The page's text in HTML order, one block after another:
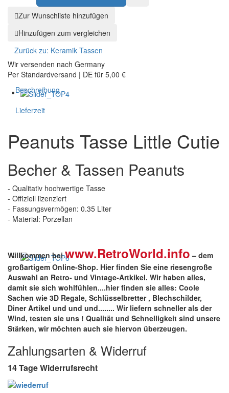
Zur Wunschliste hinzufügen
Hinzufügen zum vergleichen
Zurück zu: Keramik Tassen
Wir versenden nach Germany
Per Standardversand | DE für 5,00 €
Beschreibung
Lieferzeit
Peanuts Tasse Little Cutie
Becher & Tassen Peanuts
- Qualitativ hochwertige Tasse
- Offiziell lizenziert
- Fassungsvermögen: 0.35 Liter
- Material: Porzellan
Willkommen beiwww.RetroWorld.info – dem
großartigem Online-Shop. Hier finden Sie eine riesengroße
Auswahl an Retro- und Vintage-Artkikel. Wir haben alles,
damit sie sich wohlfühlen....hier finden sie alles: Coole
Sachen wie 3D Regale, Schlüsselbretter , Blechschilder,
Diner Artikel und und und........ Wir liefern schneller als der
Wind, testen sie uns ! Qualität und Schnelligkeit sind unsere
Stärken, wir möchten auch sie hiervon überzeugen.
Zahlungsarten & Widerruf
14 Tage Widerrufsrecht